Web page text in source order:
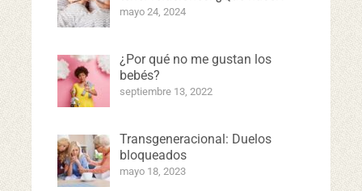
mayo 24, 2024
¿Por qué no me gustan los
bebés?
septiembre 13, 2022
Transgeneracional: Duelos
bloqueados
mayo 18, 2023